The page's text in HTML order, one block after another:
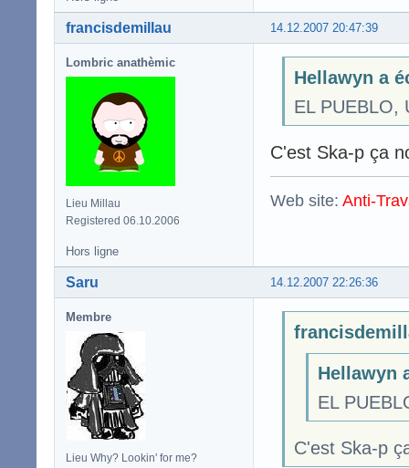
14.12.2007 20:47:39
francisdemillau
Lombric anathèmic
Lieu Millau
Registered 06.10.2006
Hellawyn a
EL PUEBLO,
C'est Ska-p ça
Web site: Anti-
Hors ligne
14.12.2007 22:26:36
Saru
Membre
Lieu Why? Lookin' for me?
Hellawyn
EL
C'est Ska-p